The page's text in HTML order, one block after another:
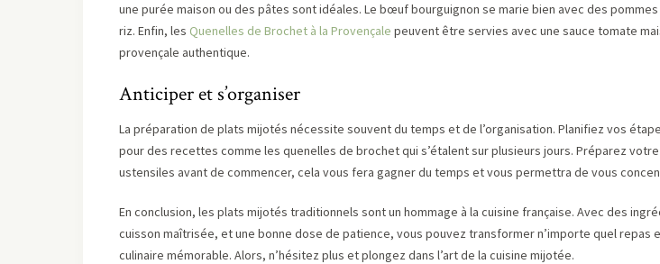
une purée maison ou des pâtes sont idéales. Le bœuf bourguignon se marie bien avec des
riz. Enfin, les Quenelles de Brochet à la Provençale peuvent être servies avec une sauce tomate
provençale authentique.
Anticiper et s’organiser
La préparation de plats mijotés nécessite souvent du temps et de l’organisation. Planifiez vos
pour des recettes comme les quenelles de brochet qui s’étalent sur plusieurs jours. Préparez
ustensiles avant de commencer, cela vous fera gagner du temps et vous permettra de vous
En conclusion, les plats mijotés traditionnels sont un hommage à la cuisine française. Avec des
cuisson maîtrisée, et une bonne dose de patience, vous pouvez transformer n’importe quel repas
culinaire mémorable. Alors, n’hésitez plus et plongez dans l’art de la cuisine mijotée.